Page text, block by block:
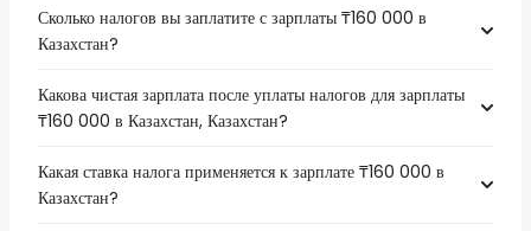
Сколько налогов вы заплатите с зарплаты ₸160 000 в
Казахстан?
Какова чистая зарплата после уплаты налогов для зарплаты
₸160 000 в Казахстан, Казахстан?
Какая ставка налога применяется к зарплате ₸160 000 в
Казахстан?